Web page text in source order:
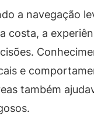
a navegação
costa, a
e
também